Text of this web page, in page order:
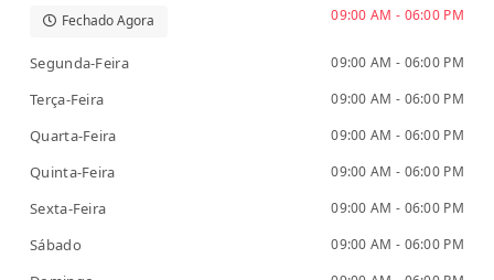
Fechado Agora 09:00 AM - 06:00 PM
Segunda-Feira 09:00 AM - 06:00 PM
Terça-Feira 09:00 AM - 06:00 PM
Quarta-Feira 09:00 AM - 06:00 PM
Quinta-Feira 09:00 AM - 06:00 PM
Sexta-Feira 09:00 AM - 06:00 PM
Sábado 09:00 AM - 06:00 PM